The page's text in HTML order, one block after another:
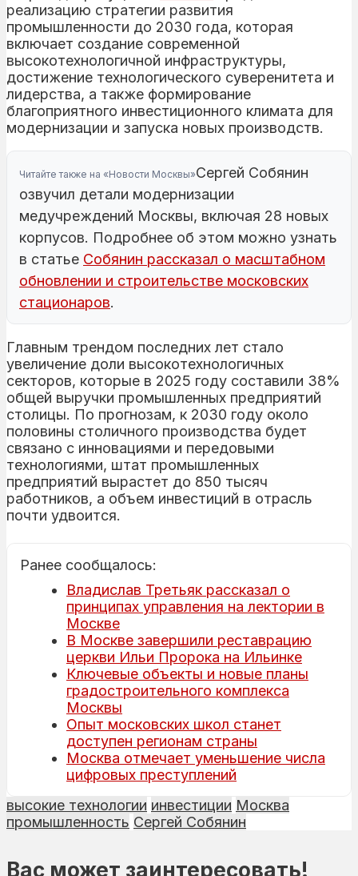
реализацию стратегии развития
промышленности до 2030 года, которая
включает создание современной
высокотехнологичной инфраструктуры,
достижение технологического суверенитета и
лидерства, а также формирование
благоприятного инвестиционного климата для
модернизации и запуска новых производств.
Читайте также на «Новости Москвы»Сергей Собянин
озвучил детали модернизации
медучреждений Москвы, включая 28 новых
корпусов. Подробнее об этом можно узнать
в статье Собянин рассказал о масштабном
обновлении и строительстве московских
стационаров.
Главным трендом последних лет стало
увеличение доли высокотехнологичных
секторов, которые в 2025 году составили 38%
общей выручки промышленных предприятий
столицы. По прогнозам, к 2030 году около
половины столичного производства будет
связано с инновациями и передовыми
технологиями, штат промышленных
предприятий вырастет до 850 тысяч
работников, а объем инвестиций в отрасль
почти удвоится.
Ранее сообщалось:
Владислав Третьяк рассказал о
принципах управления на лектории в
Москве
В Москве завершили реставрацию
церкви Ильи Пророка на Ильинке
Ключевые объекты и новые планы
градостроительного комплекса
Москвы
Опыт московских школ станет
доступен регионам страны
Москва отмечает уменьшение числа
цифровых преступлений
высокие технологии инвестиции Москва
промышленность Сергей Собянин
Вас может заинтересовать!